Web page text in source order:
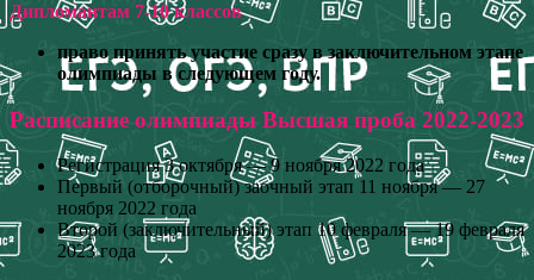
Дипломантам 7-10 классов
право принять участие сразу в заключительном этапе
олимпиады в следующем году.
Расписание олимпиады Высшая проба 2022-2023
Регистрация 3 октября — 9 ноября 2022 года
Первый (отборочный) заочный этап 11 ноября — 27
ноября 2022 года
Второй (заключительный) этап 10 февраля — 19 февраля
2023 года